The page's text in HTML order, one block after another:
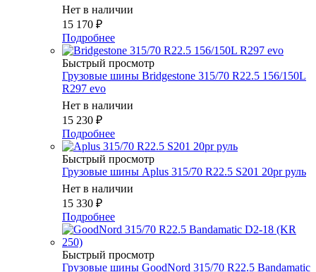
Нет в наличии
15 170 ₽
Подробнее
Быстрый просмотр
Грузовые шины Bridgestone 315/70 R22.5 156/150L
R297 evo
Нет в наличии
15 230 ₽
Подробнее
Быстрый просмотр
Грузовые шины Aplus 315/70 R22.5 S201 20pr руль
Нет в наличии
15 330 ₽
Подробнее
Быстрый просмотр
Грузовые шины GoodNord 315/70 R22.5 Bandamatic